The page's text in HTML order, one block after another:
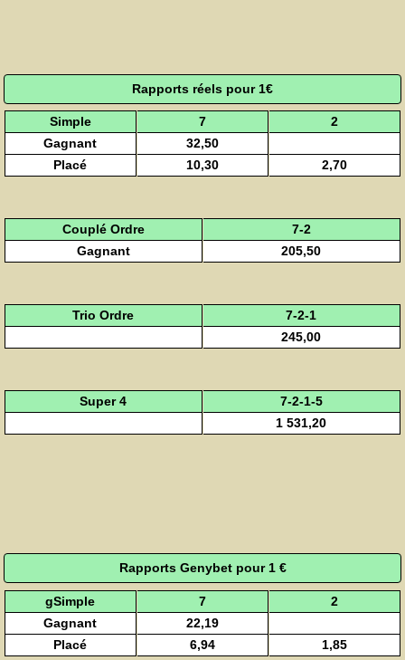
Rapports réels pour 1€
Simple 7
2
Gagnant
32,50
Placé
10,30 2,70
Couplé Ordre
7-2
Gagnant
205,50
Trio Ordre
7-2-1
245,00
Super 4
7-2-1-5
1 531,20
Rapports Genybet pour 1 €
gSimple 7
2
Gagnant
22,19
Placé
6,94 1,85